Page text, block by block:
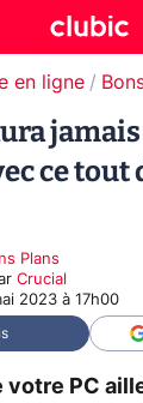
en ligne
ce tout
Plans
Crucial
2023 à 17h00
votre PC